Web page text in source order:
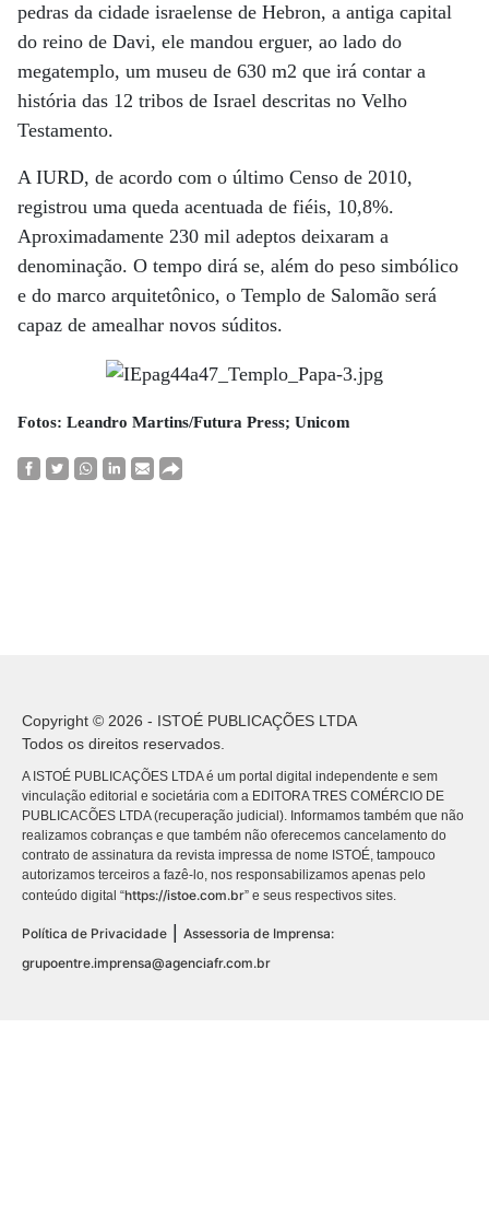
pedras da cidade israelense de Hebron, a antiga capital
do reino de Davi, ele mandou erguer, ao lado do
megatemplo, um museu de 630 m2 que irá contar a
história das 12 tribos de Israel descritas no Velho
Testamento.
A IURD, de acordo com o último Censo de 2010,
registrou uma queda acentuada de fiéis, 10,8%.
Aproximadamente 230 mil adeptos deixaram a
denominação. O tempo dirá se, além do peso simbólico
e do marco arquitetônico, o Templo de Salomão será
capaz de amealhar novos súditos.
Fotos: Leandro Martins/Futura Press; Unicom
Copyright © 2026 - ISTOÉ PUBLICAÇÕES LTDA
Todos os direitos reservados.
A ISTOÉ PUBLICAÇÕES LTDA é um portal digital independente e sem
vinculação editorial e societária com a EDITORA TRES COMÉRCIO DE
PUBLICACÕES LTDA (recuperação judicial). Informamos também que não
realizamos cobranças e que também não oferecemos cancelamento do
contrato de assinatura da revista impressa de nome ISTOÉ, tampouco
autorizamos terceiros a fazê-lo, nos responsabilizamos apenas pelo
conteúdo digital “https://istoe.com.br” e seus respectivos sites.
Política de Privacidade | Assessoria de Imprensa:
grupoentre.imprensa@agenciafr.com.br